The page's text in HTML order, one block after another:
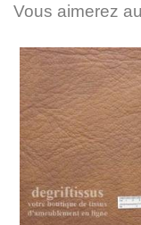
Vous aimerez